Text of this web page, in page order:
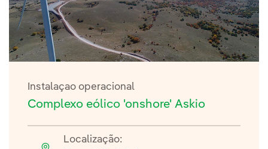
Instalaçao operacional
Complexo eólico 'onshore' Askio
Localização: